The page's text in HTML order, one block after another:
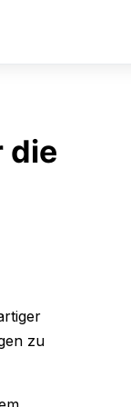
die
zu